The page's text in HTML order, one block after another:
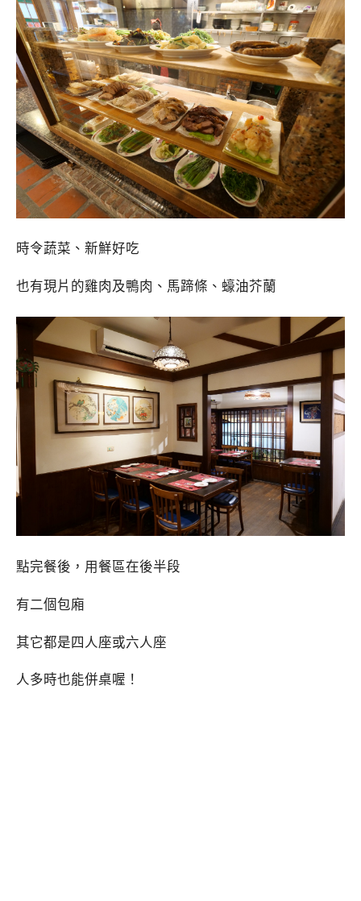
時令蔬菜、新鮮好吃
也有現片的雞肉及鴨肉、馬蹄條、蠔油芥蘭
點完餐後，用餐區在後半段
有二個包廂
其它都是四人座或六人座
人多時也能併桌喔！